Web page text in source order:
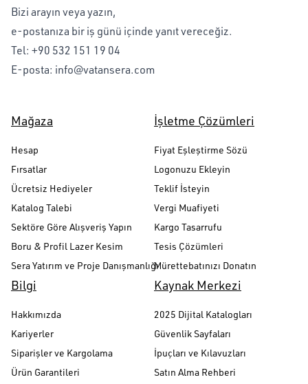
Bizi arayın veya yazın,
e-postanıza bir iş günü içinde yanıt vereceğiz.
Tel: +90 532 151 19 04
E-posta: info@vatansera.com
Mağaza
Hesap
Fırsatlar
Ücretsiz Hediyeler
Katalog Talebi
Sektöre Göre Alışveriş Yapın
Boru & Profil Lazer Kesim
Sera Yatırım ve Proje Danışmanlığı
İşletme Çözümleri
Fiyat Eşleştirme Sözü
Logonuzu Ekleyin
Teklif İsteyin
Vergi Muafiyeti
Kargo Tasarrufu
Tesis Çözümleri
Mürettebatınızı Donatın
Bilgi
Hakkımızda
Kariyerler
Siparişler ve Kargolama
Ürün Garantileri
Kaynak Merkezi
2025 Dijital Katalogları
Güvenlik Sayfaları
İpuçları ve Kılavuzları
Satın Alma Rehberi